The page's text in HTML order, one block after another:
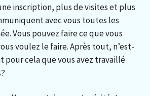
inscription, plus de visites et plus
avec vous toutes les
Vous pouvez faire ce que vous
voulez le faire. Après tout, n’est-
pour cela que vous avez travaillé